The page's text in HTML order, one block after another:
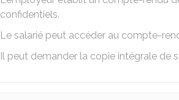
confidentiels.
Le salarié peut accéder au compte-
Il peut demander la copie intégrale de